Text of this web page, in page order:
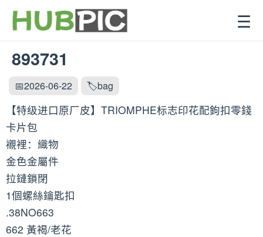
☰
893731
📅2026-06-22 🏷️bag
【特级进口原厂皮】TRIOMPHE标志印花配鉤扣零錢
卡片包
襯裡：織物
金色金屬件
拉鏈鎖閉
1個螺絲鑰匙扣
.38NO663
662 黃褐/老花